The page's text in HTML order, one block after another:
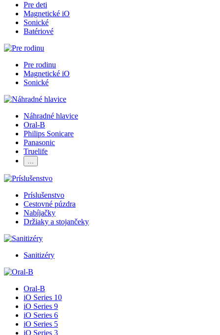
Pre deti
Magnetické iO
Sonické
Batériové
Pre rodinu
Magnetické iO
Sonické
Náhradné hlavice
Oral-B
Philips Sonicare
Panasonic
Truelife
…
Príslušenstvo
Cestovné púzdra
Nabíjačky
Držiaky a stojančeky
Sanitizéry
Oral-B
iO Series 10
iO Series 9
iO Series 6
iO Series 5
iO Series 3